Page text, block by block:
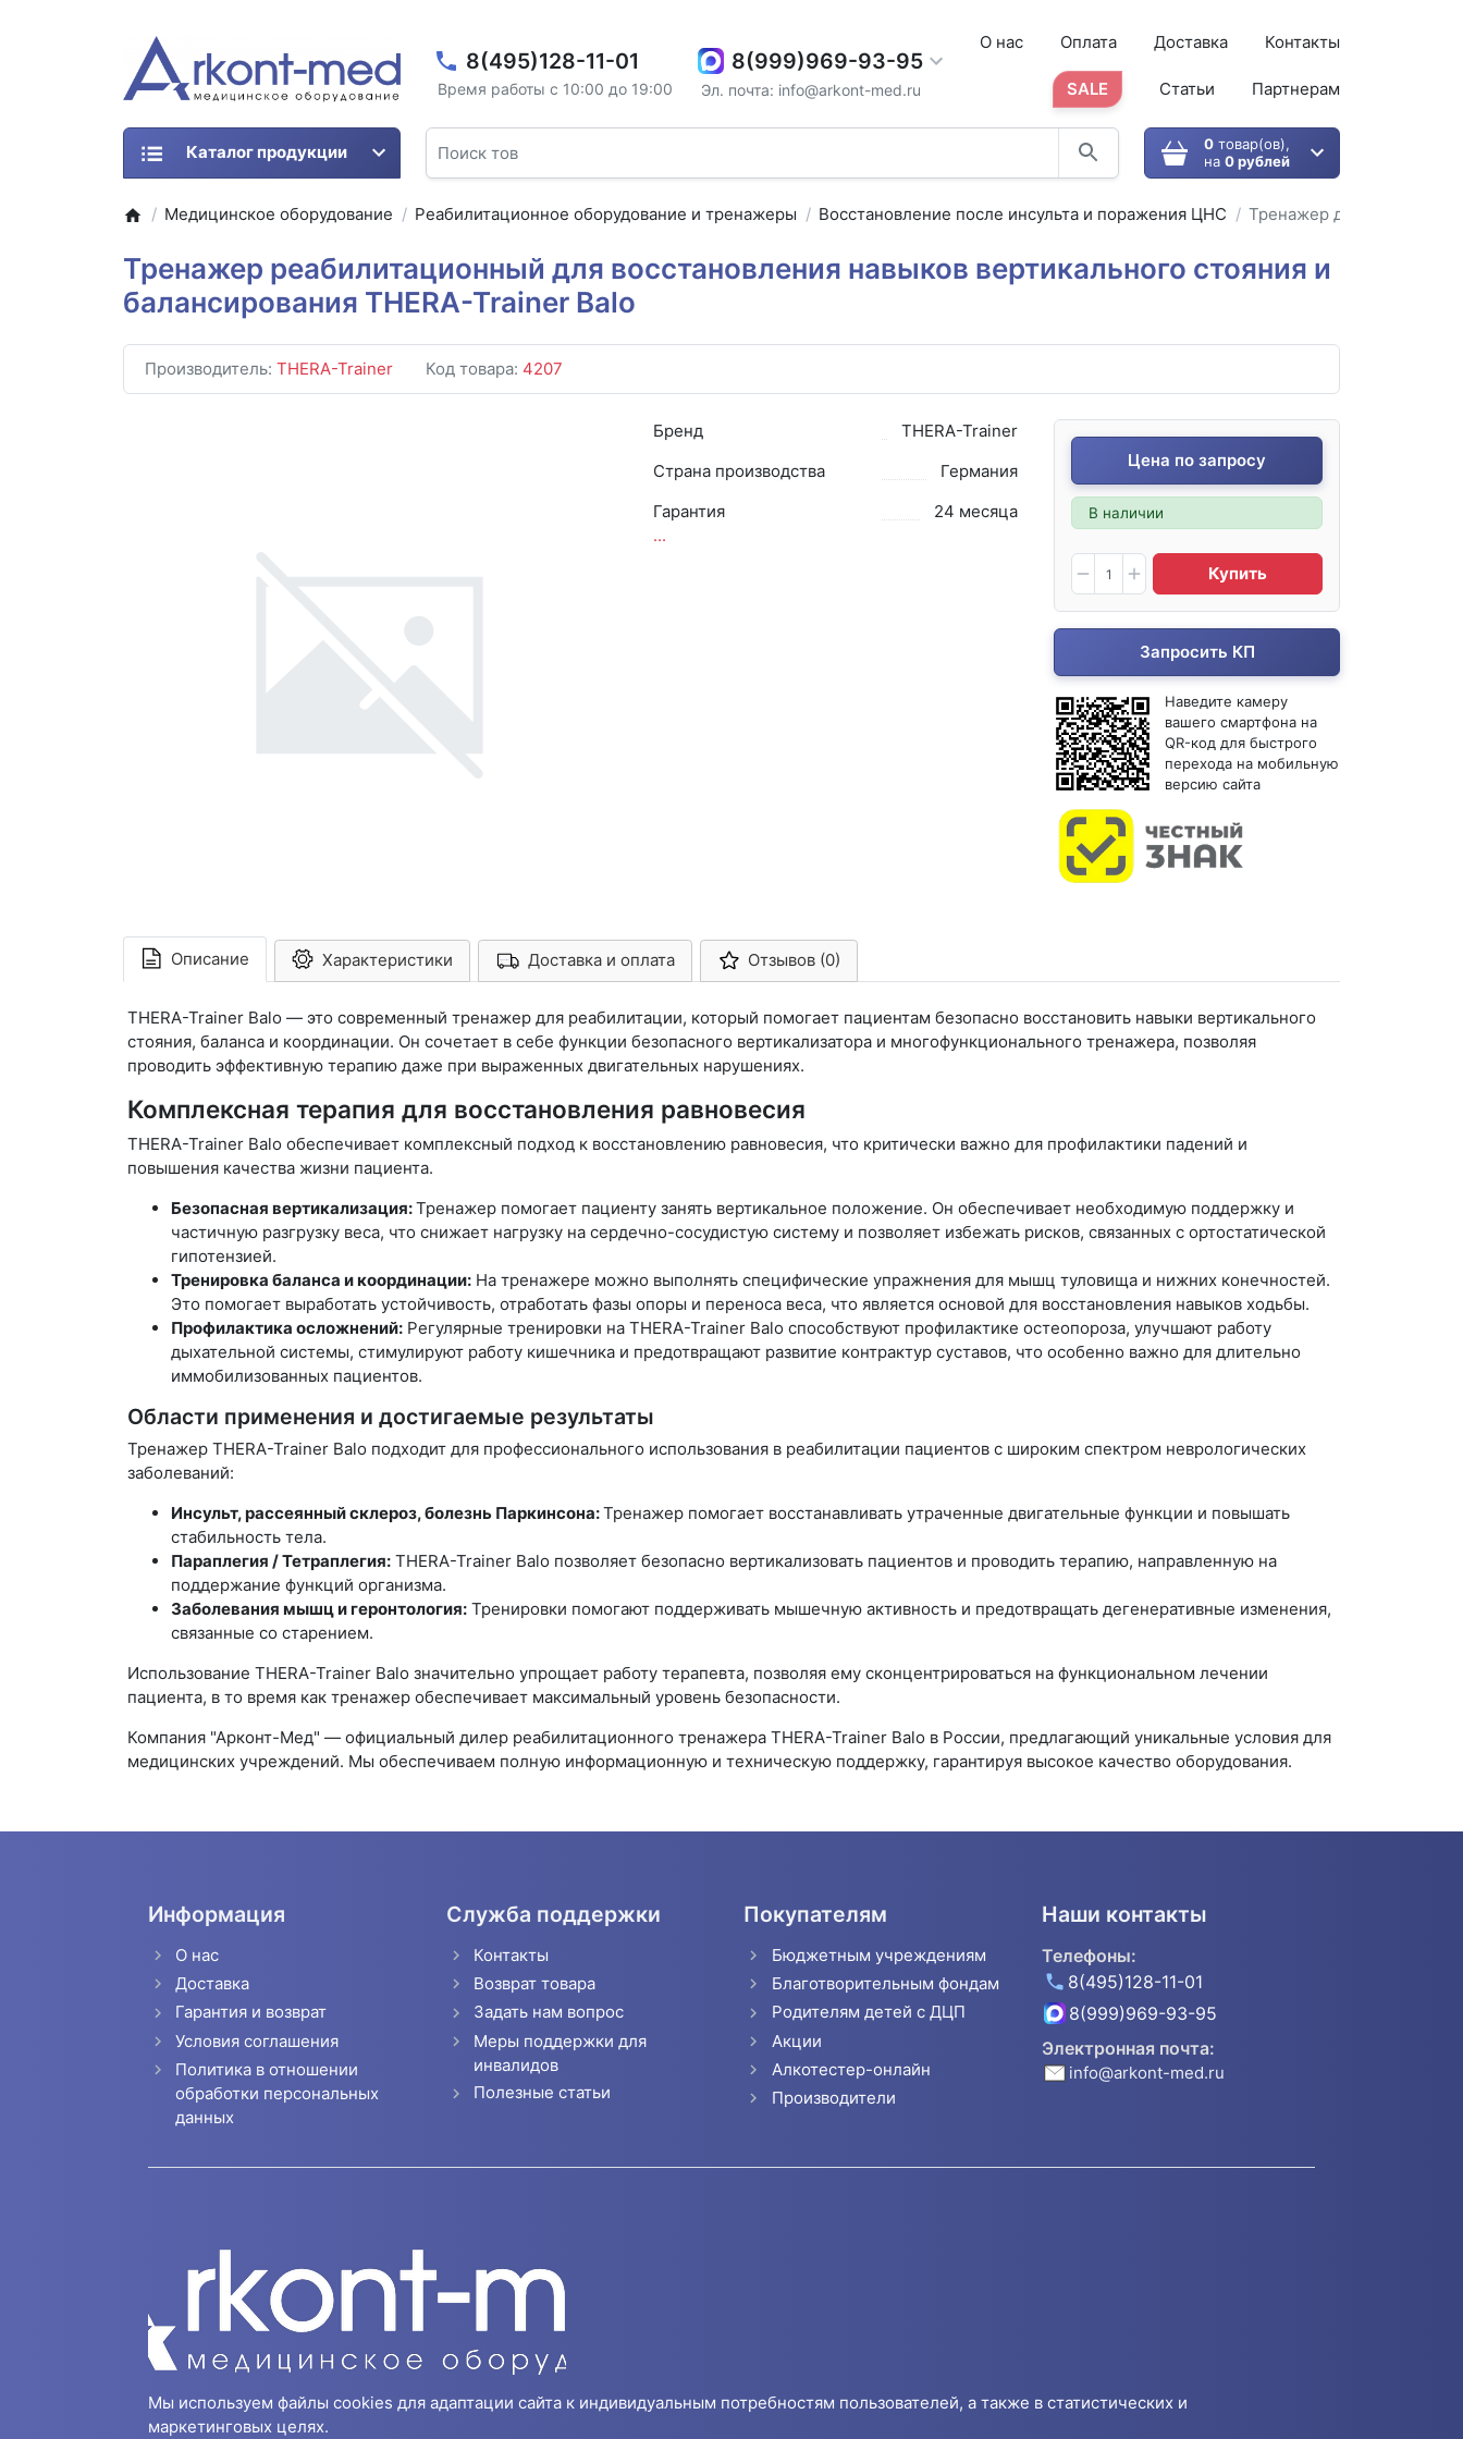
8(495)128-11-01
Время работы с 10:00 до 19:00
8(999)969-93-95
Эл. почта: info@arkont-med.ru
О нас Оплата Доставка Контакты
SALE Статьи Партнерам
0товар(ов),
на 0 рублей
Каталог продукции
Медицинское оборудование Реабилитационное оборудование и тренажеры Восстановление после инсульта и поражения ЦНС Тренажер для
Тренажер реабилитационный для восстановления навыков вертикального стояния и
балансирования THERA-Trainer Balo
Производитель: THERA-Trainer Код товара: 4207
Цена по запросу
В наличии
Купить
Запросить КП
Наведите камеру
вашего смартфона на
QR-код для быстрого
перехода на мобильную
версию сайта
Бренд
THERA-Trainer
Страна производства
Германия
Гарантия
24 месяца
...
Описание Характеристики Арконт-Мед Доставка и оплата Отзывов (0)
THERA-Trainer Balo — это современный тренажер для реабилитации, который помогает пациентам безопасно восстановить навыки вертикального
стояния, баланса и координации. Он сочетает в себе функции безопасного вертикализатора и многофункционального тренажера, позволяя
проводить эффективную терапию даже при выраженных двигательных нарушениях.
Комплексная терапия для восстановления равновесия
THERA-Trainer Balo обеспечивает комплексный подход к восстановлению равновесия, что критически важно для профилактики падений и
повышения качества жизни пациента.
Безопасная вертикализация:Тренажер помогает пациенту занять вертикальное положение. Он обеспечивает необходимую поддержку и
частичную разгрузку веса, что снижает нагрузку на сердечно-сосудистую систему и позволяет избежать рисков, связанных с ортостатической
гипотензией.
Тренировка баланса и координации: На тренажере можно выполнять специфические упражнения для мышц туловища и нижних конечностей.
Это помогает выработать устойчивость, отработать фазы опоры и переноса веса, что является основой для восстановления навыков ходьбы.
Профилактика осложнений: Регулярные тренировки на THERA-Trainer Balo способствуют профилактике остеопороза, улучшают работу
дыхательной системы, стимулируют работу кишечника и предотвращают развитие контрактур суставов, что особенно важно для длительно
иммобилизованных пациентов.
Области применения и достигаемые результаты
Тренажер THERA-Trainer Balo подходит для профессионального использования в реабилитации пациентов с широким спектром неврологических
заболеваний:
Инсульт, рассеянный склероз, болезнь Паркинсона:Тренажер помогает восстанавливать утраченные двигательные функции и повышать
стабильность тела.
Параплегия / Тетраплегия: THERA-Trainer Balo позволяет безопасно вертикализовать пациентов и проводить терапию, направленную на
поддержание функций организма.
Заболевания мышц и геронтология: Тренировки помогают поддерживать мышечную активность и предотвращать дегенеративные изменения,
связанные со старением.
Использование THERA-Trainer Balo значительно упрощает работу терапевта, позволяя ему сконцентрироваться на функциональном лечении
пациента, в то время как тренажер обеспечивает максимальный уровень безопасности.
Компания "Арконт-Мед" — официальный дилер реабилитационного тренажера THERA-Trainer Balo в России, предлагающий уникальные условия для
медицинских учреждений. Мы обеспечиваем полную информационную и техническую поддержку, гарантируя высокое качество оборудования.
Информация
О нас
Доставка
Гарантия и возврат
Условия соглашения
Политика в отношении
обработки персональных
данных
Служба поддержки
Контакты
Возврат товара
Задать нам вопрос
Меры поддержки для
инвалидов
Полезные статьи
Покупателям
Бюджетным учреждениям
Благотворительным фондам
Родителям детей с ДЦП
Акции
Алкотестер-онлайн
Производители
Наши контакты
Телефоны:
8(495)128-11-01
8(999)969-93-95
Электронная почта:
info@arkont-med.ru
Мы используем файлы cookies для адаптации сайта к индивидуальным потребностям пользователей, а также в статистических и
маркетинговых целях.